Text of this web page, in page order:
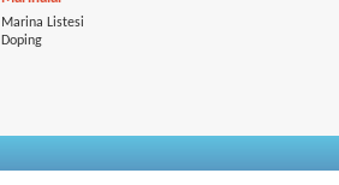
Marina Listesi
Doping